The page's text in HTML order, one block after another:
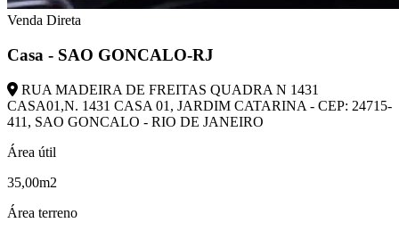
Venda Direta
Casa - SAO GONCALO-RJ
RUA MADEIRA DE FREITAS QUADRA N 1431
CASA01,N. 1431 CASA 01, JARDIM CATARINA - CEP: 24715-
411, SAO GONCALO - RIO DE JANEIRO
Área útil
35,00m2
Área terreno